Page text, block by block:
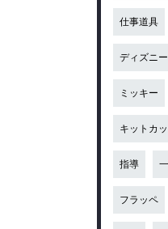
仕事道具
ディズニー
ミッキー
キットカッ
指導
フラッペ